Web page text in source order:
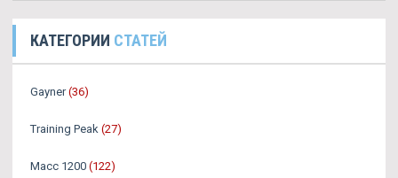
КАТЕГОРИИ СТАТЕЙ
Gayner (36)
Training Peak (27)
Масс 1200 (122)